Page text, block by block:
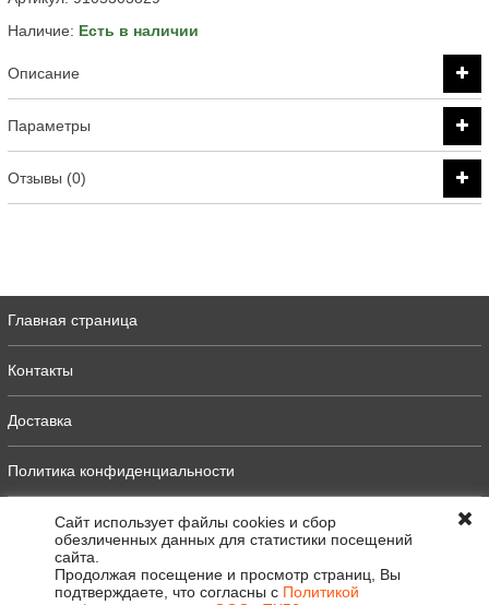
Наличие: Есть в наличии
Описание
Параметры
Отзывы (0)
Главная страница
Контакты
Доставка
Политика конфиденциальности
Оферта
Полная версия
Сайт использует файлы cookies и сбор
обезличенных данных для статистики посещений
сайта.
Продолжая посещение и просмотр страниц, Вы
подтверждаете, что согласны с Политикой